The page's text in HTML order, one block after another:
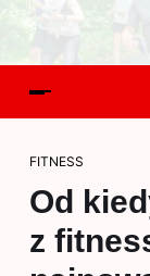
FITNESS
Od
z